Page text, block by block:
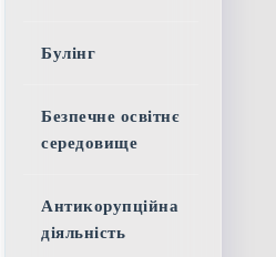
Булінг
Безпечне освітнє
середовище
Антикорупційна
діяльність